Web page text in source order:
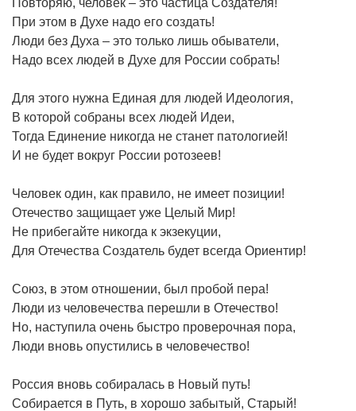
Повторяю, человек – это частица Создателя!
При этом в Духе надо его создать!
Люди без Духа – это только лишь обыватели,
Надо всех людей в Духе для России собрать!
Для этого нужна Единая для людей Идеология,
В которой собраны всех людей Идеи,
Тогда Единение никогда не станет патологией!
И не будет вокруг России ротозеев!
Человек один, как правило, не имеет позиции!
Отечество защищает уже Целый Мир!
Не прибегайте никогда к экзекуции,
Для Отечества Создатель будет всегда Ориентир!
Союз, в этом отношении, был пробой пера!
Люди из человечества перешли в Отечество!
Но, наступила очень быстро проверочная пора,
Люди вновь опустились в человечество!
Россия вновь собиралась в Новый путь!
Собирается в Путь, в хорошо забытый, Старый!